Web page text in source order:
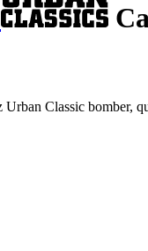
Classic bomber,